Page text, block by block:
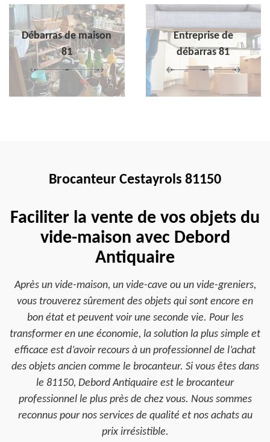
Débarras de maison
81
Entreprise de
débarras 81
Brocanteur Cestayrols 81150
Faciliter la vente de vos objets du
vide-maison avec Debord
Antiquaire
Après un vide-maison, un vide-cave ou un vide-greniers,
vous trouverez sûrement des objets qui sont encore en
bon état et peuvent voir une seconde vie. Pour les
transformer en une économie, la solution la plus simple et
efficace est d’avoir recours à un professionnel de l’achat
des objets ancien comme le brocanteur. Si vous êtes dans
le 81150, Debord Antiquaire est le brocanteur
professionnel le plus près de chez vous. Nous sommes
reconnus pour nos services de qualité et nos achats au
prix irrésistible.